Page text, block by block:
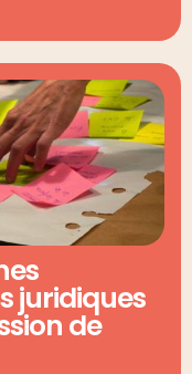
juridiques
de